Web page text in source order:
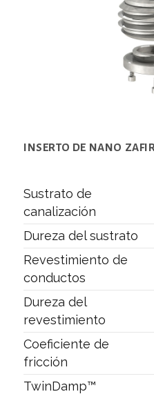
INSERTO DE NANO
Sustrato de
canalización
Dureza del sustrato
Revestimiento de
conductos
Dureza del
revestimiento
Coeficiente de
fricción
TwinDamp™